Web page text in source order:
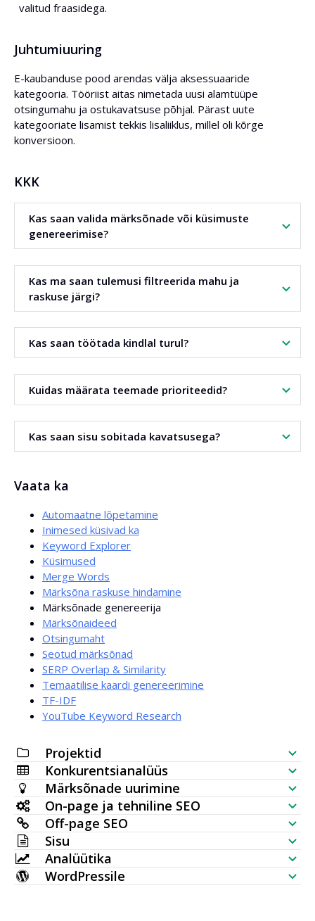
valitud fraasidega.
Juhtumiuuring
E-kaubanduse pood arendas välja aksessuaaride
kategooria. Tööriist aitas nimetada uusi alamtüüpe
otsingumahu ja ostukavatsuse põhjal. Pärast uute
kategooriate lisamist tekkis lisaliiklus, millel oli kõrge
konversioon.
KKK
Kas saan valida märksõnade või küsimuste
genereerimise?
Jah. Vali enne alustamist režiim. Genereeri märksõnad või
küsimused.
Kas ma saan tulemusi filtreerida mahu ja
raskuse järgi?
Jah. Täiustatud seadetes sea mahu ja raskuse vahemikud.
Kas saan töötada kindlal turul?
Jah. Vali asukoht. Genereeri tulemused, mis on kohandatud
sihtriigile.
Kuidas määrata teemade prioriteedid?
Lülita sisse sorteerimine mahu järgi. Sea kahanev järjestus.
Vali kõrgeima potentsiaaliga ja madala konkurentsiga
teemad.
Kas saan sisu sobitada kavatsusega?
ootustele.
Vaata ka
Automaatne lõpetamine
Inimesed küsivad ka
Keyword Explorer
Küsimused
Merge Words
Märksõna raskuse hindamine
Märksõnade genereerija
Märksõnaideed
Otsingumaht
Seotud märksõnad
SERP Overlap & Similarity
Temaatilise kaardi genereerimine
TF-IDF
YouTube Keyword Research
Projektid
SEO kontrollnimekiri
Konkurentsianalüüs
Veebilehe nähtavuse kontroll
SERP-analüsaator
Märksõnade uurimine
Märksõnade generaator
Mahu kontroll hulgis
Märksõnade ideed (reaalaegsed andmed)
On-page ja tehniline SEO
SEO audit
Märksõna paigutus
HTTP-päring
Off-page SEO
Tagasilinkide kontrollija
Enim lingitud lehed
Sisu
AI artikli generaator
Analüütika
Märksõnade positsioonide kontroll
WordPressile